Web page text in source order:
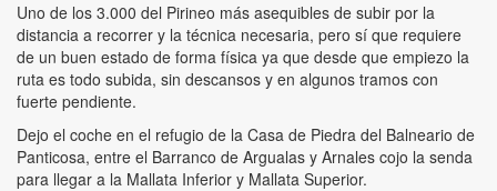
Uno de los 3.000 del Pirineo más asequibles de subir por la
distancia a recorrer y la técnica necesaria, pero sí que requiere
de un buen estado de forma física ya que desde que empiezo la
ruta es todo subida, sin descansos y en algunos tramos con
fuerte pendiente.
Dejo el coche en el refugio de la Casa de Piedra del Balneario de
Panticosa, entre el Barranco de Argualas y Arnales cojo la senda
para llegar a la Mallata Inferior y Mallata Superior.